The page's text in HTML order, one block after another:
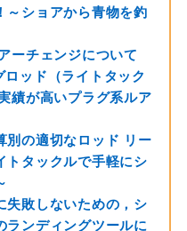
～ショアから青物を釣
ーチェンジについて
ッド（ライトタック
績が高いプラグ系ルア
別の適切なロッド リー
トタックルで手軽にシ
失敗しないための，シ
ランディングツールに